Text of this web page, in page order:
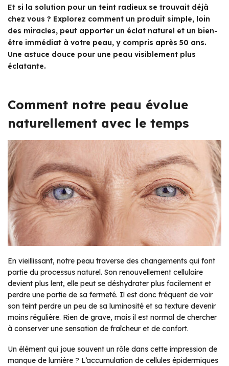
Et si la solution pour un teint radieux se trouvait déjà
chez vous ? Explorez comment un produit simple, loin
des miracles, peut apporter un éclat naturel et un bien-
être immédiat à votre peau, y compris après 50 ans.
Une astuce douce pour une peau visiblement plus
éclatante.
Comment notre peau évolue
naturellement avec le temps
En vieillissant, notre peau traverse des changements qui font
partie du processus naturel. Son renouvellement cellulaire
devient plus lent, elle peut se déshydrater plus facilement et
perdre une partie de sa fermeté. Il est donc fréquent de voir
son teint perdre un peu de sa luminosité et sa texture devenir
moins régulière. Rien de grave, mais il est normal de chercher
à conserver une sensation de fraîcheur et de confort.
Un élément qui joue souvent un rôle dans cette impression de
manque de lumière ? L’accumulation de cellules épidermiques